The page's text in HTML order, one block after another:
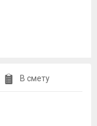
В смету